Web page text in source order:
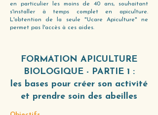
en particulier les moins de 40 ans, souhaitant
s'installer à temps complet en apiculture.
L'obtention de la seule "Ucare Apiculture" ne
permet pas l'accès à ces aides.
FORMATION APICULTURE
BIOLOGIQUE - PARTIE 1 :
les bases pour créer son activité
et prendre soin des abeilles